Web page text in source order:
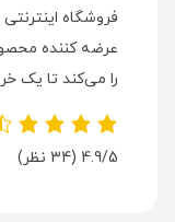
فروشگاه
عرضه کننده
را می‌کند تا یک
4.9/5 (34 نظر)